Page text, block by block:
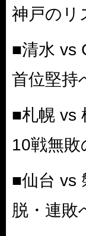
神戸のリ
■清水 vs
首位堅持
■札幌 vs
10戦無
■仙台 vs
脱・連敗